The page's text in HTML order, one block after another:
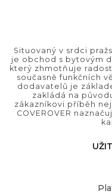
Situovaný v srdci
je obchod s bytovým
který zhmotňuje
současně funkčních
dodavatelů je
zakládá na
zákazníkovi příběh
COVEROVER